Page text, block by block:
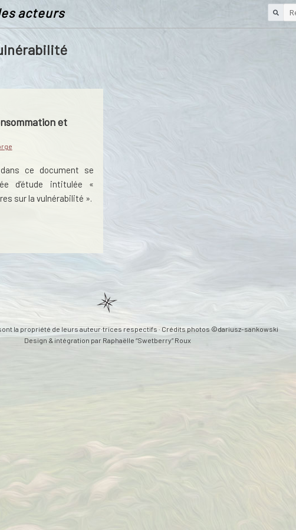
acteurs
ce document se
d’étude intitulée «
sur la vulnérabilité ».
la propriété de leurs auteur·trices respectifs · Crédits photos ©dariusz-sankowski
Design & intégration par Raphaëlle “Swetberry” Roux